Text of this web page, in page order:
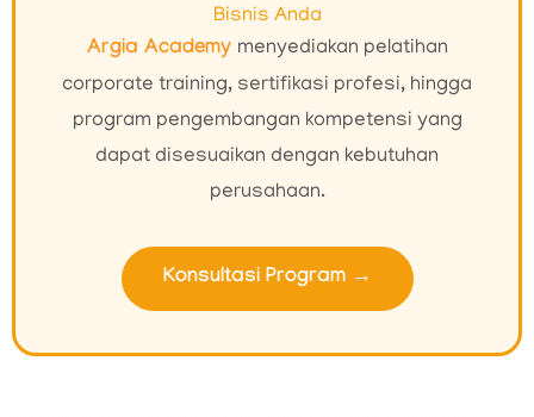
Bisnis Anda
Argia Academy menyediakan pelatihan
corporate training, sertifikasi profesi, hingga
program pengembangan kompetensi yang
dapat disesuaikan dengan kebutuhan
perusahaan.
Konsultasi Program →